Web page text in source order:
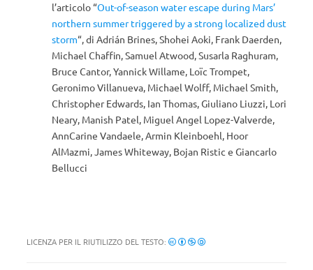
l’articolo “Out-of-season water escape during Mars’
northern summer triggered by a strong localized dust
storm“, di Adrián Brines, Shohei Aoki, Frank Daerden,
Michael Chaffin, Samuel Atwood, Susarla Raghuram,
Bruce Cantor, Yannick Willame, Loïc Trompet,
Geronimo Villanueva, Michael Wolff, Michael Smith,
Christopher Edwards, Ian Thomas, Giuliano Liuzzi, Lori
Neary, Manish Patel, Miguel Angel Lopez-Valverde,
AnnCarine Vandaele, Armin Kleinboehl, Hoor
AlMazmi, James Whiteway, Bojan Ristic e Giancarlo
Bellucci
LICENZA PER IL RIUTILIZZO DEL TESTO: